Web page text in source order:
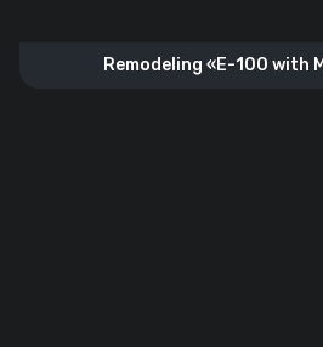
Remodeling «E-100 with